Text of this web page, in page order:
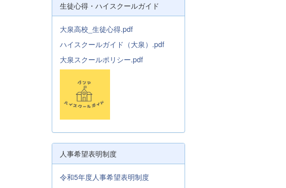
生徒心得・ハイスクールガイド
大泉高校_生徒心得.pdf
ハイスクールガイド（大泉）.pdf
大泉スクールポリシー.pdf
人事希望表明制度
令和5年度人事希望表明制度